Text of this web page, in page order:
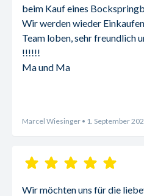
beim Kauf eines
Wir werden wieder
Team loben, sehr freundlich
!!!!!!
Ma und Ma
Marcel Wiesinger • 1. September
Wir möchten uns für die